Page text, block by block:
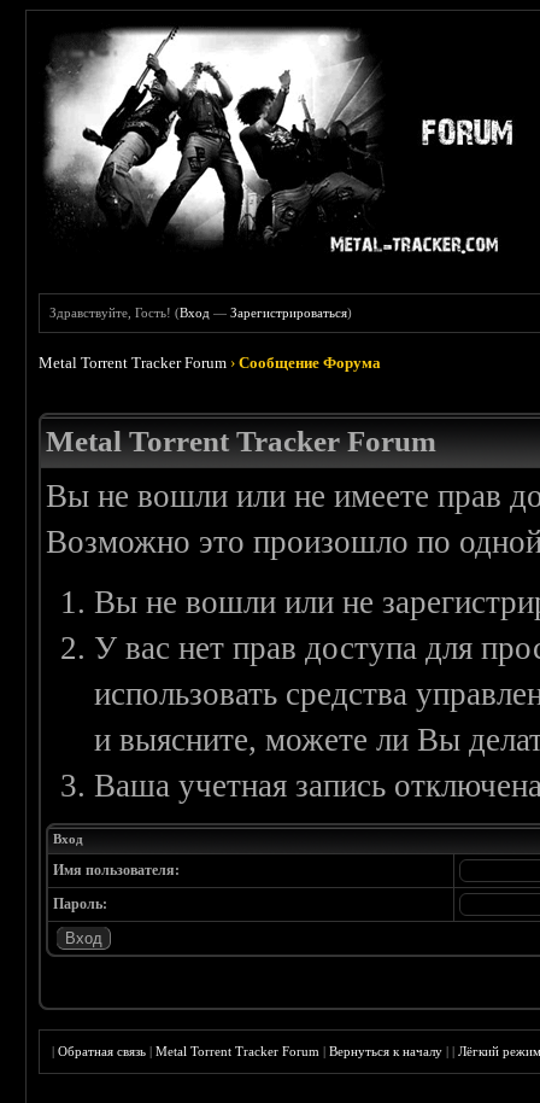
Здравствуйте, Гость! (Вход —Зарегистрироваться)
Metal Torrent Tracker Forum ›Сообщение Форума
Metal Torrent Tracker Forum
Вы не вошли или не имеете прав
Возможно это произошло по
Вы не вошли или не
У вас нет прав доступа для
использовать средства
и выясните, можете ли Вы
Ваша учетная запись
Вход
Имя пользователя:
Пароль:
|Обратная связь |Metal Torrent Tracker Forum |Вернуться к началу ||Лёгкий